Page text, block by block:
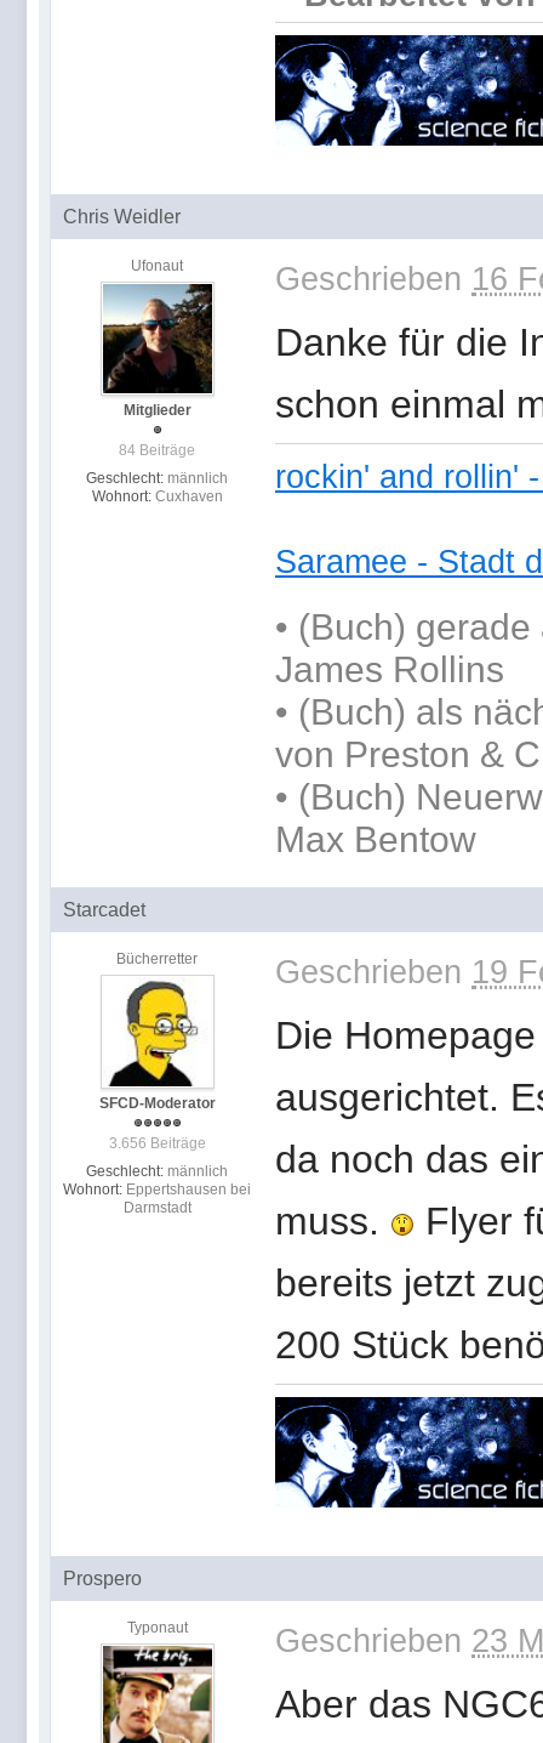
Chris Weidler
Ufonaut
Mitglieder
84 Beiträge
Geschlecht: männlich
Wohnort: Cuxhaven
Geschrieben 16
Danke für die
schon einmal
rockin' and rollin'
Saramee - Stadt
• (Buch) gerade
James Rollins
• (Buch) als
von Preston &
• (Buch)
Max Bentow
Starcadet
Bücherretter
SFCD-Moderator
3.656 Beiträge
Geschlecht: männlich
Wohnort: Eppertshausen bei
Darmstadt
Geschrieben 19
Die
ausgerichtet.
da noch das
muss.
Flyer
bereits jetzt
200 Stück
Prospero
Typonaut Geschrieben 23
Aber das